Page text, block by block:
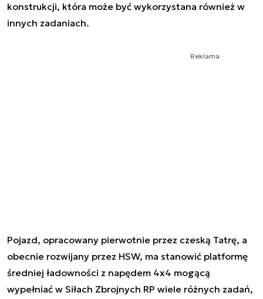
konstrukcji, która może być wykorzystana również w
innych zadaniach.
Reklama
Pojazd, opracowany pierwotnie przez czeską Tatrę, a
obecnie rozwijany przez HSW, ma stanowić platformę
średniej ładowności z napędem 4x4 mogącą
wypełniać w Siłach Zbrojnych RP wiele różnych zadań,